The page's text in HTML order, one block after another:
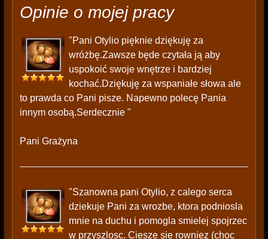
Opinie o mojej pracy
"Pani Otylio pięknie dziękuję za
wróżbę.Zawsze będe czytała ją aby
uspokoić swoje wnętrze i bardziej
kochać.Dziękuję za wspaniałe słowa ale
to prawda co Pani pisze. Napewno polecę Pania
innym osobą.Serdecznie "
Pani Grażyna
"Szanowna pani Otylio, z calego serca
dziekuje Pani za wrozbe, ktora podniosla
mnie na duchu i pomogla smielej spojrzec
w przyszlosc. Ciesze sie rowniez (choc